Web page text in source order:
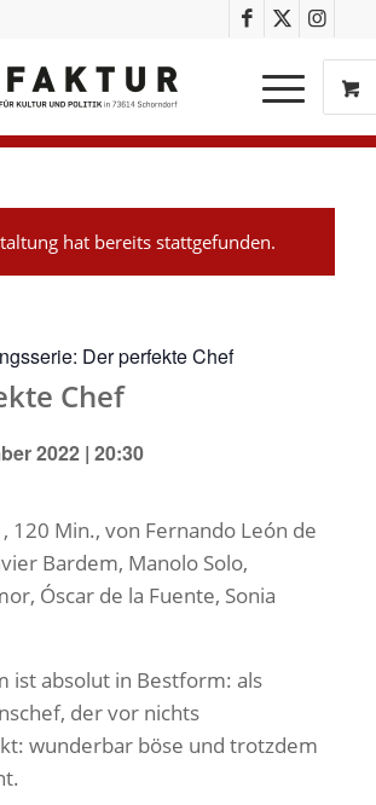
hat bereits stattgefunden.
Der perfekte Chef
Chef
2022 | 20:30
120 Min., von Fernando León de
Bardem, Manolo Solo,
Óscar de la Fuente, Sonia
ist absolut in Bestform: als
der vor nichts
wunderbar böse und trotzdem